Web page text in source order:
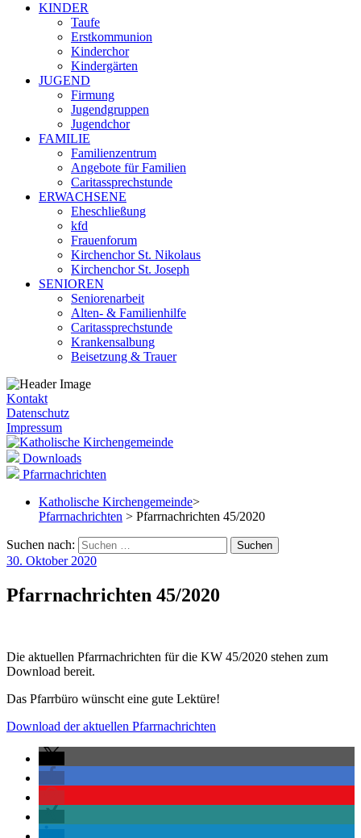
KINDER
Taufe
Erstkommunion
Kinderchor
Kindergärten
JUGEND
Firmung
Jugendgruppen
Jugendchor
FAMILIE
Familienzentrum
Angebote für Familien
Caritassprechstunde
ERWACHSENE
Eheschließung
kfd
Frauenforum
Kirchenchor St. Nikolaus
Kirchenchor St. Joseph
SENIOREN
Seniorenarbeit
Alten- & Familienhilfe
Caritassprechstunde
Krankensalbung
Beisetzung & Trauer
Kontakt
Datenschutz
Impressum
Downloads
Pfarrnachrichten
Katholische Kirchengemeinde>
Pfarrnachrichten > Pfarrnachrichten 45/2020
Suchen nach:
30. Oktober 2020
Pfarrnachrichten 45/2020
Die aktuellen Pfarrnachrichten für die KW 45/2020 stehen zum
Download bereit.
Das Pfarrbüro wünscht eine gute Lektüre!
Download der aktuellen Pfarrnachrichten